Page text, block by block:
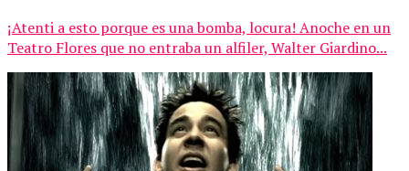
¡Atenti a esto porque es una bomba, locura! Anoche en un
Teatro Flores que no entraba un alfiler, Walter Giardino...